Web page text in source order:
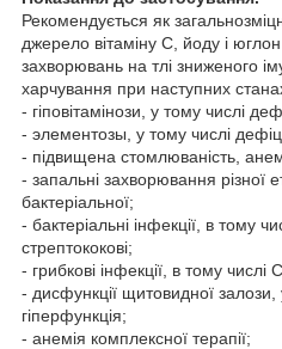
Рекомендується як
джерело вітаміну С, йоду і
захворювань на тлі зниженого
харчування при наступних
- гіповітамінози, у тому числі
- элементозы, у тому числі
- підвищена стомлюваність,
- запальні захворювання різної
бактеріальної;
- бактеріальні інфекції, в тому
стрептококові;
- грибкові інфекції, в тому числі
- дисфункції щитовидної залози,
гіперфункція;
- анемія комплексної терапії;